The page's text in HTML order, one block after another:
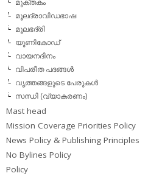
മുക്തകം
മൂലദ്രാവിഡഭാഷ
മൂലഭദ്രി
യൂണികോഡ്
വായനദിനം
വിപരീത പദങ്ങള്‍
വൃത്തങ്ങളുടെ പേരുകള്‍
സന്ധി (വ്യാകരണം)
Mast head
Mission Coverage Priorities Policy
News Policy & Publishing Principles
No Bylines Policy
Policy